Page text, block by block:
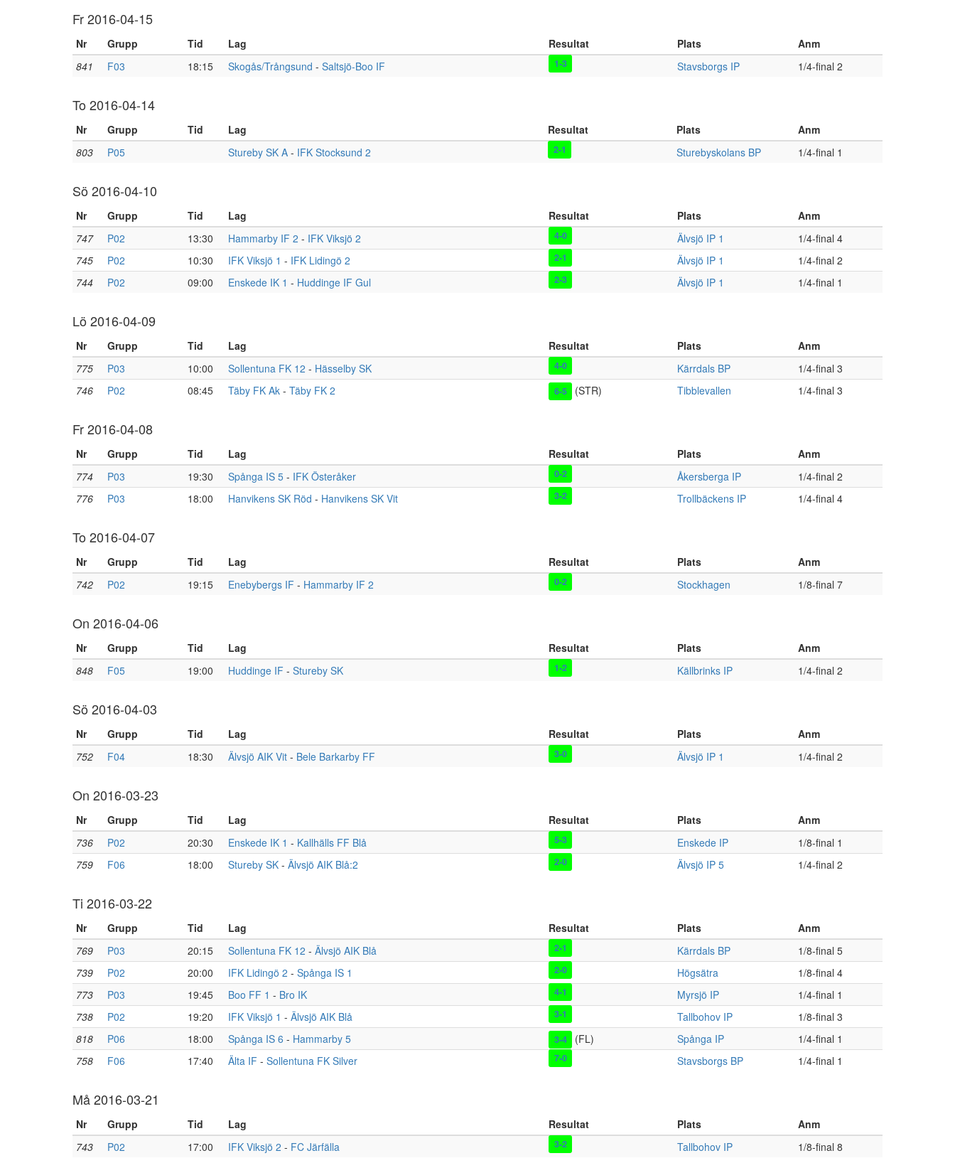
Fr 2016-04-15
Nr Grupp Tid Lag Resultat Plats
Anm
841
F03 18:15 Skogås/Trångsund - Saltsjö-Boo IF 1-3 Stavsborgs IP 1/4-final 2
To 2016-04-14
Nr Grupp Tid Lag Resultat Plats
Anm
803
P05 Stureby SK A - IFK Stocksund 2 2-1 Sturebyskolans BP 1/4-final 1
Sö 2016-04-10
Nr Grupp Tid Lag Resultat Plats
Anm
747
P02 13:30 Hammarby IF 2 - IFK Viksjö 2 4-0 Älvsjö IP 1
1/4-final 4
745
P02 10:30 IFK Viksjö 1 - IFK Lidingö 2 2-1 Älvsjö IP 1
1/4-final 2
744
P02 09:00 Enskede IK 1 - Huddinge IF Gul 2-3 Älvsjö IP 1 1/4-final 1
Lö 2016-04-09
Nr Grupp Tid Lag Resultat Plats
Anm
775
P03 10:00 Sollentuna FK 12 - Hässelby SK 4-0 Kärrdals BP
1/4-final 3
746
P02 08:45 Täby FK Ak - Täby FK 2 6-5 (STR) Tibblevallen 1/4-final 3
Fr 2016-04-08
Nr Grupp Tid Lag Resultat Plats
Anm
774
P03 19:30 Spånga IS 5 - IFK Österåker 0-2 Åkersberga IP
1/4-final 2
776
P03 18:00 Hanvikens SK Röd - Hanvikens SK Vit 3-2 Trollbäckens IP 1/4-final 4
To 2016-04-07
Nr Grupp Tid Lag Resultat Plats
Anm
742
P02 19:15 Enebybergs IF - Hammarby IF 2 0-2 Stockhagen 1/8-final 7
On 2016-04-06
Nr Grupp Tid Lag Resultat Plats
Anm
848
F05 19:00 Huddinge IF - Stureby SK 1-2 Källbrinks IP 1/4-final 2
Sö 2016-04-03
Nr Grupp Tid Lag Resultat Plats
Anm
752
F04 18:30 Älvsjö AIK Vit - Bele Barkarby FF 3-0 Älvsjö IP 1 1/4-final 2
On 2016-03-23
Nr Grupp Tid Lag Resultat Plats
Anm
736
P02 20:30 Enskede IK 1 - Kallhälls FF Blå 5-3 Enskede IP
1/8-final 1
759
F06 18:00 Stureby SK - Älvsjö AIK Blå:2 2-0 Älvsjö IP 5 1/4-final 2
Ti 2016-03-22
Nr Grupp Tid Lag Resultat Plats
Anm
769
P03 20:15 Sollentuna FK 12 - Älvsjö AIK Blå 2-1 Kärrdals BP
1/8-final 5
739
P02 20:00 IFK Lidingö 2 - Spånga IS 1 2-0 Högsätra
1/8-final 4
773
P03 19:45 Boo FF 1 - Bro IK 4-1 Myrsjö IP
1/4-final 1
738
P02 19:20 IFK Viksjö 1 - Älvsjö AIK Blå 3-1 Tallbohov IP
1/8-final 3
818
P06 18:00 Spånga IS 6 - Hammarby 5 3-4 (FL) Spånga IP
1/4-final 1
758
F06 17:40 Älta IF - Sollentuna FK Silver 7-0 Stavsborgs BP 1/4-final 1
Må 2016-03-21
Nr Grupp Tid Lag Resultat Plats
Anm
743
P02 17:00 IFK Viksjö 2 - FC Järfälla 3-2 Tallbohov IP 1/8-final 8